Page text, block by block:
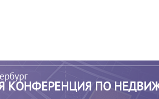
КОНФЕРЕНЦИЯ ПО